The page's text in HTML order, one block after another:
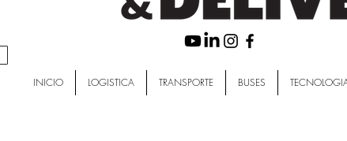
INICIO LOGISTICA TRANSPORTE BUSES